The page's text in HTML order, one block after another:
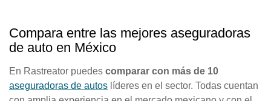
Compara entre las mejores aseguradoras
de auto en México
En Rastreator puedes comparar con más de 10
aseguradoras de autos líderes en el sector. Todas cuentan